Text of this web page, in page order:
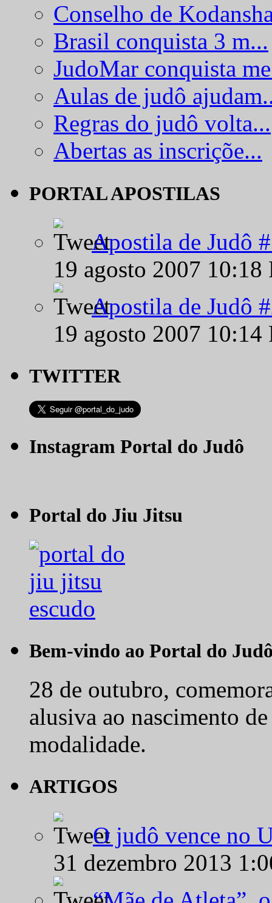
Conselho de
Brasil conquista 3 m...
JudoMar conquista
Aulas de judô
Regras do judô volta...
Abertas as inscriçõe...
PORTAL APOSTILAS
Apostila de Judô
19 agosto 2007
Apostila de Judô
19 agosto 2007
TWITTER
Instagram Portal do Judô
Portal do Jiu Jitsu
Bem-vindo ao Portal do
28 de outubro,
alusiva ao nascimento
modalidade.
ARTIGOS
O judô vence no
31 dezembro 2013